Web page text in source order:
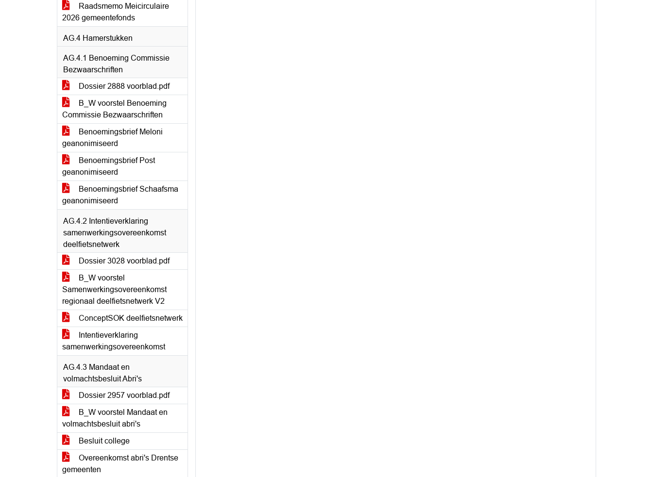
Raadsmemo Meicirculaire
2026 gemeentefonds
AG.4 Hamerstukken
AG.4.1 Benoeming Commissie
Bezwaarschriften
Dossier 2888 voorblad.pdf
B_W voorstel Benoeming
Commissie Bezwaarschriften
Benoemingsbrief Meloni
geanonimiseerd
Benoemingsbrief Post
geanonimiseerd
Benoemingsbrief Schaafsma
geanonimiseerd
AG.4.2 Intentieverklaring
samenwerkingsovereenkomst
deelfietsnetwerk
Dossier 3028 voorblad.pdf
B_W voorstel
Samenwerkingsovereenkomst
regionaal deelfietsnetwerk V2
ConceptSOK deelfietsnetwerk
Intentieverklaring
samenwerkingsovereenkomst
AG.4.3 Mandaat en
volmachtsbesluit Abri's
Dossier 2957 voorblad.pdf
B_W voorstel Mandaat en
volmachtsbesluit abri's
Besluit college
Overeenkomst abri's Drentse
gemeenten